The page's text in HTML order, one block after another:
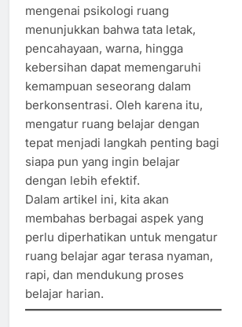
mengenai psikologi ruang
menunjukkan bahwa tata letak,
pencahayaan, warna, hingga
kebersihan dapat memengaruhi
kemampuan seseorang dalam
berkonsentrasi. Oleh karena itu,
mengatur ruang belajar dengan
tepat menjadi langkah penting bagi
siapa pun yang ingin belajar
dengan lebih efektif.
Dalam artikel ini, kita akan
membahas berbagai aspek yang
perlu diperhatikan untuk mengatur
ruang belajar agar terasa nyaman,
rapi, dan mendukung proses
belajar harian.